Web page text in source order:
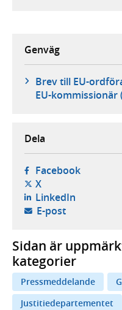
Genväg
Brev till EU-
EU-kommissionär
Dela
Facebook-
X- öppnas i ny flik,
LinkedIn- öppnas
E-post- öppnar
Sidan är
kategorier
Pressmeddelande
Justitiedepartementet